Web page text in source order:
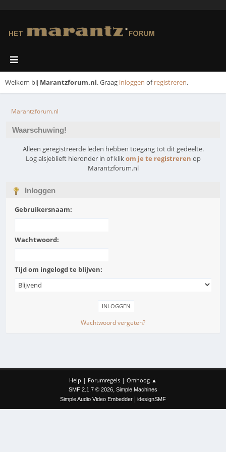
Welkom bij Marantzforum.nl. Graag inloggen ofregistreren.
Marantzforum.nl
Waarschuwing!
Alleen geregistreerde leden hebben toegang tot dit gedeelte.
Log alsjeblieft hieronder in of klikom je te registreren op
Marantzforum.nl
Inloggen
Gebruikersnaam:
Wachtwoord:
Tijd om ingelogd te blijven:
Wachtwoord vergeten?
Help | Forumregels | Omhoog ▲
SMF 2.1.7 © 2026, Simple Machines
Simple Audio Video Embedder
idesignSMF